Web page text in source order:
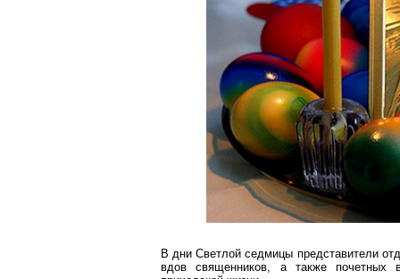
В дни Светлой седмицы представители
вдов священников, а также почетных